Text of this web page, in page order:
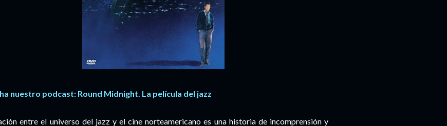
nuestro podcast: Round Midnight. La película del jazz
entre el universo del jazz y el cine norteamericano es una historia de incomprensión y